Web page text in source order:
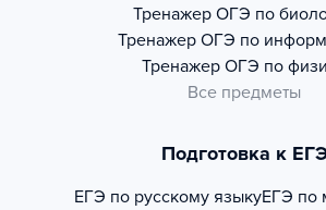
Тренажер ОГЭ по
Тренажер ОГЭ по
Тренажер ОГЭ по
Все предметы
Подготовка к
ЕГЭ по русскому языкуЕГЭ по